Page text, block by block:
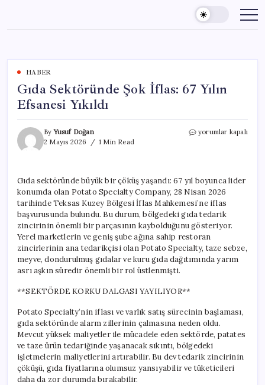
content
HABER
Gıda Sektöründe Şok İflas: 67 Yılın
Efsanesi Yıkıldı
ByYusuf Doğan
2 Mayıs 2026
1 Min Read
Gıda
Yılın
Efsanesi
Yıkıldı
için
yorumlar kapalı
Gıda sektöründe büyük bir çöküş yaşandı: 67 yıl boyunca lider
konumda olan Potato Specialty Company, 28 Nisan 2026
tarihinde Teksas Kuzey Bölgesi İflas Mahkemesi’ne iflas
başvurusunda bulundu. Bu durum, bölgedeki gıda tedarik
zincirinin önemli bir parçasının kaybolduğunu gösteriyor.
Yerel marketlerin ve geniş şube ağına sahip restoran
zincirlerinin ana tedarikçisi olan Potato Specialty, taze sebze,
meyve, dondurulmuş gıdalar ve kuru gıda dağıtımında yarım
asrı aşkın süredir önemli bir rol üstlenmişti.
**SEKTÖRDE KORKU DALGASI YAYILIYOR**
Potato Specialty’nin iflası ve varlık satış sürecinin başlaması,
gıda sektöründe alarm zillerinin çalmasına neden oldu.
Mevcut yüksek maliyetler ile mücadele eden sektörde, patates
ve taze ürün tedariğinde yaşanacak sıkıntı, bölgedeki
işletmelerin maliyetlerini artırabilir. Bu dev tedarik zincirinin
çöküşü, gıda fiyatlarına olumsuz yansıyabilir ve tüketicileri
daha da zor durumda bırakabilir.